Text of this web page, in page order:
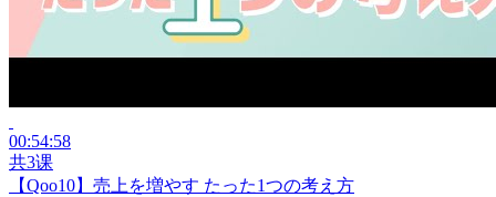
00:54:58
共3课
【Qoo10】売上を増やす たった1つの考え方